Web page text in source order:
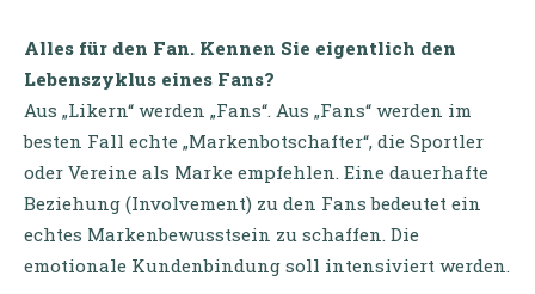
Alles für den Fan. Kennen Sie eigentlich den
Lebenszyklus eines Fans?
Aus „Likern“ werden „Fans“. Aus „Fans“ werden im
besten Fall echte „Markenbotschafter“, die Sportler
oder Vereine als Marke empfehlen. Eine dauerhafte
Beziehung (Involvement) zu den Fans bedeutet ein
echtes Markenbewusstsein zu schaffen. Die
emotionale Kundenbindung soll intensiviert werden.